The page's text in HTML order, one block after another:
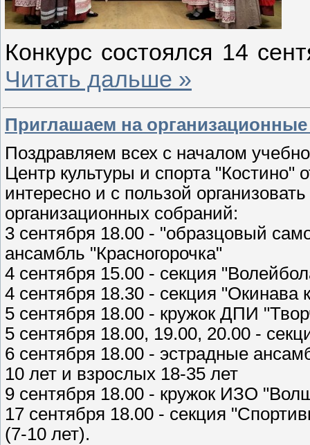
Конкурс состоялся 14
Читать дальше »
Приглашаем на
Поздравляем всех с началом
Центр культуры и спорта
интересно и с пользой
организационных собраний:
3 сентября 18.00 - "образцовый
ансамбль "Красногорочка"
4 сентября 15.00 - секция
4 сентября 18.30 - секция "Окинава
5 сентября 18.00 - кружок ДПИ
5 сентября 18.00, 19.00, 20.00 -
6 сентября 18.00 - эстрадные
10 лет и взрослых 18-35 лет
9 сентября 18.00 - кружок ИЗО
17 сентября 18.00 - секция
(7-10 лет).